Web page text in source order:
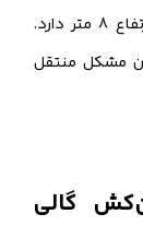
نقطه کار، آبدهی 32 مترمکعب در ساعت با ارتفاع 8 متر دارد.
مشکل منتقل
گالی